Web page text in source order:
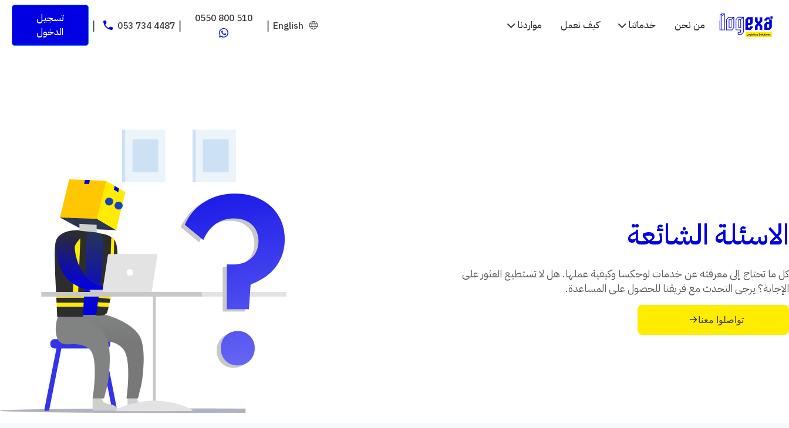
من نحن خدماتنا كيف نعمل مواردنا English
0550 800 510
053 734 4487
تسجيل
الدخول
الاسئلة الشائعة
كل ما تحتاج إلى معرفته عن خدمات لوجكسا وكيفية عملها. هل لا تستطيع العثور على
الإجابة؟ يرجى التحدث مع فريقنا للحصول على المساعدة.
تواصلوا معنا